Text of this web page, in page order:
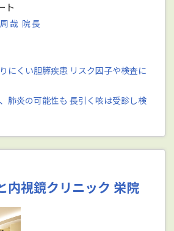
ト
哉 院長
にくい胆膵疾患 リスク因子や検査に
肺炎の可能性も 長引く咳は受診し検
内視鏡クリニック 栄院